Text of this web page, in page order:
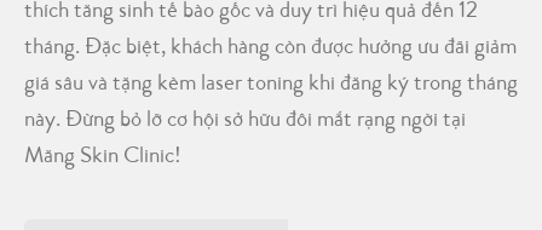
thích tăng sinh tế bào gốc và duy trì hiệu quả đến 12
tháng. Đặc biệt, khách hàng còn được hưởng ưu đãi giảm
giá sâu và tặng kèm laser toning khi đăng ký trong tháng
này. Đừng bỏ lỡ cơ hội sở hữu đôi mắt rạng ngời tại
Măng Skin Clinic!